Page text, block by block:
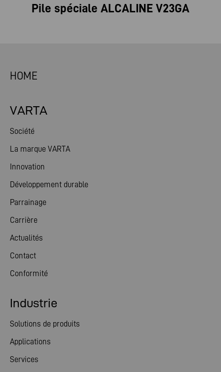
Pile spéciale ALCALINE V23GA
HOME
VARTA
Société
La marque VARTA
Innovation
Développement durable
Parrainage
Carrière
Actualités
Contact
Conformité
Industrie
Solutions de produits
Applications
Services